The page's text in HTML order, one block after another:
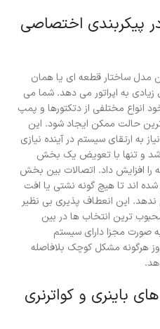
پیکربندی اختصاصی
مدل ساختار قطعه ای یا همان
به اپراتور می دهد. شما می
انواع مختلفی از دتکتورها و پمپ
ترین حالت ممکن ایجاد شود. این
به ارتقای سیستم در آینده نیازی
و تنها با تعویض یک بخش
افزایش داد. اتصالات بین بخش
اند تا هیچ گونه نشتی یا افت
این انعطاف پذیری بی نظیر
به یکی از محبوب ترین انتخاب ها در بین
صورت مجزا دارای سیستم
هرگونه مشکل کوچک بلافاصله
باینری و کواترنری